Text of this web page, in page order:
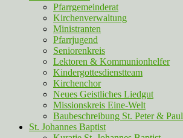
Pfarrgemeinderat
Kirchenverwaltung
Ministranten
Pfarrjugend
Seniorenkreis
Lektoren & Kommunionhelfer
Kindergottesdienstteam
Kirchenchor
Neues Geistliches Liedgut
Missionskreis Eine-Welt
Baubeschreibung St. Peter & Paul
St. Johannes Baptist